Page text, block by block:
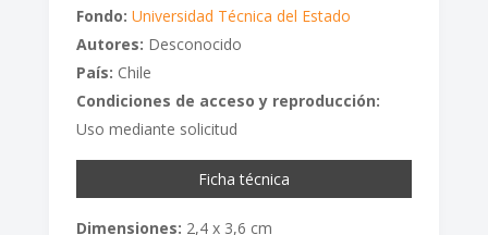
Fondo: Universidad Técnica del Estado
Autores: Desconocido
País: Chile
Condiciones de acceso y reproducción:
Uso mediante solicitud
Ficha técnica
Dimensiones: 2,4 x 3,6 cm